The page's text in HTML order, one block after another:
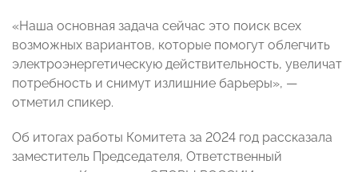
«Наша основная задача сейчас это поиск всех
возможных вариантов, которые помогут облегчить
электроэнергетическую действительность, увеличат
потребность и снимут излишние барьеры», —
отметил спикер.
Об итогах работы Комитета за 2024 год рассказала
заместитель Председателя, Ответственный